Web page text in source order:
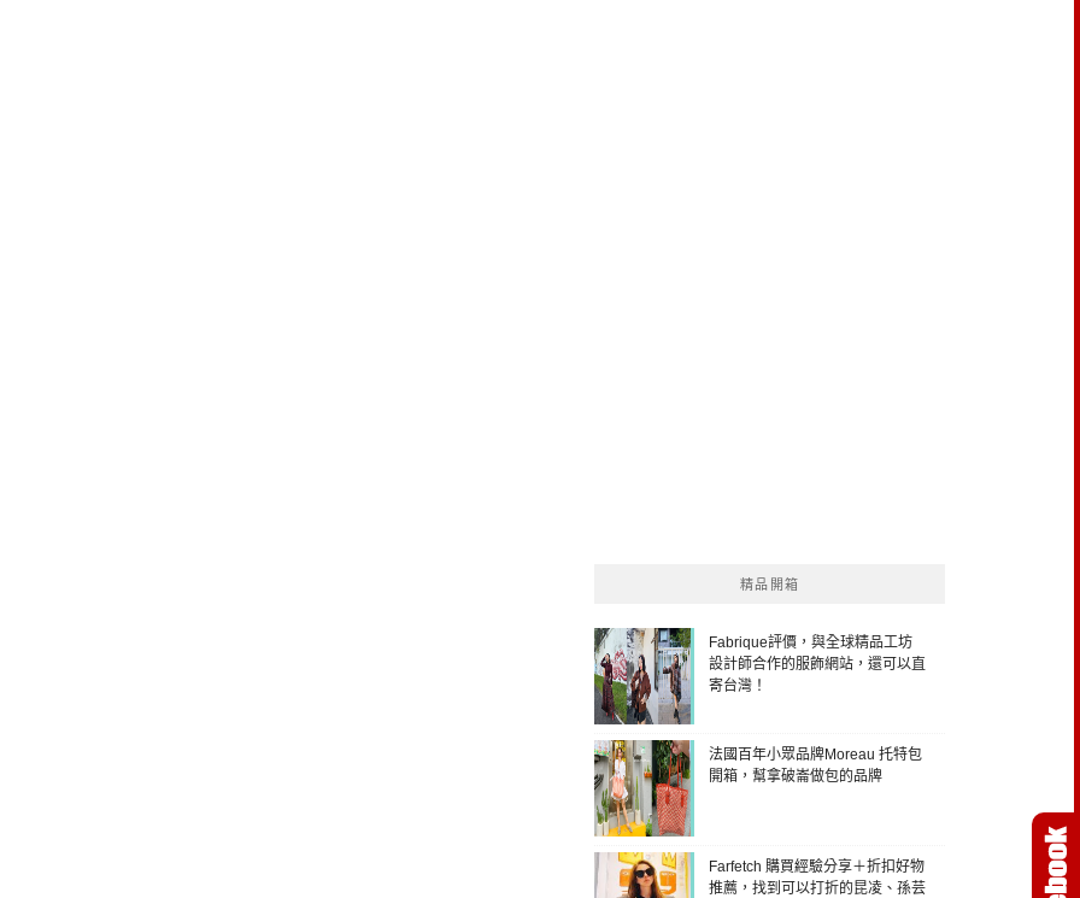
精品開箱
Fabrique評價，與全球精品工坊
設計師合作的服飾網站，還可以直
寄台灣！
法國百年小眾品牌Moreau 托特包
開箱，幫拿破崙做包的品牌
Farfetch 購買經驗分享＋折扣好物
推薦，找到可以打折的昆凌、孫芸